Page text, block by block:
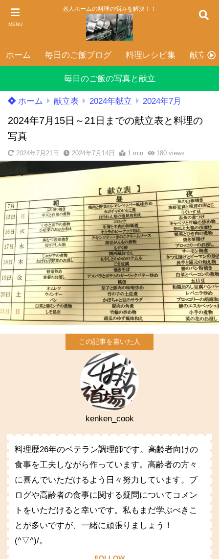
MENU
老人ホームの料理の悩みを解決！！
ホーム 毎日のご飯ブログ 料理レシピ集 献立表
毎日のご飯の写真と献立
ホーム 献立表 2024年献立 2024年7月
2024年7月15日～21日までの献立表と料理の
写真
2024年7月21日 2024年7月14日 1 min 180views
kenken_cook
料理歴26年のベテラン調理師です。高齢者向けの
食事を工夫しながら作っています。高齢者の方々
に喜んでいただけるよう日々努力しています。ブ
ログや高齢者の食事に関する疑問についてコメン
トをいただけると幸いです。私もまだ学ぶべきこ
とが多いですが、一緒に頑張りましょう！
(^▽^)/。